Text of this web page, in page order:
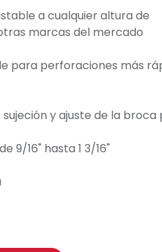
a cualquier altura de
marcas del mercado
para perforaciones más
y ajuste de la broca
9/16" hasta 1 3/16"